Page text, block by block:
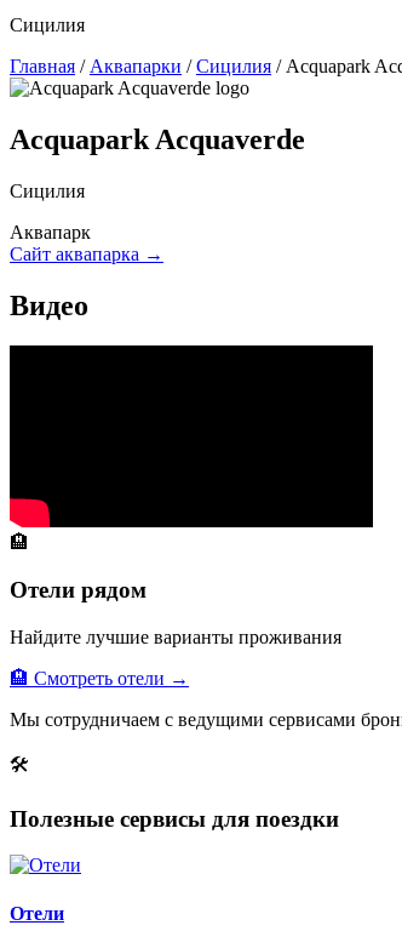
Сицилия
Главная / Аквапарки / Сицилия / Acquapark
Acquapark Acquaverde
Сицилия
Аквапарк
Сайт аквапарка →
Видео
🏨
Отели рядом
Найдите лучшие варианты проживания
🏨 Смотреть отели →
Мы сотрудничаем с ведущими сервисами
🛠
Полезные сервисы для поездки
Отели